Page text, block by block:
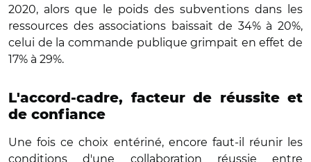
2020, alors que le poids des subventions dans les
ressources des associations baissait de 34% à 20%,
celui de la commande publique grimpait en effet de
17% à 29%.
L'accord-cadre, facteur de réussite et
de confiance
Une fois ce choix entériné, encore faut-il réunir les
conditions d'une collaboration réussie entre